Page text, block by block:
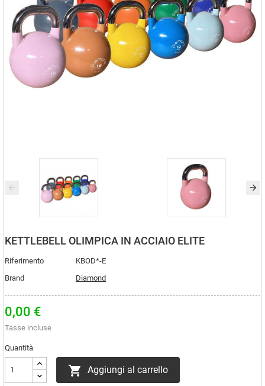
KETTLEBELL OLIMPICA IN ACCIAIO ELITE
Riferimento
KBOD*-E
Brand
Diamond
0,00 €
Tasse incluse
Quantità
 Aggiungi al carrello